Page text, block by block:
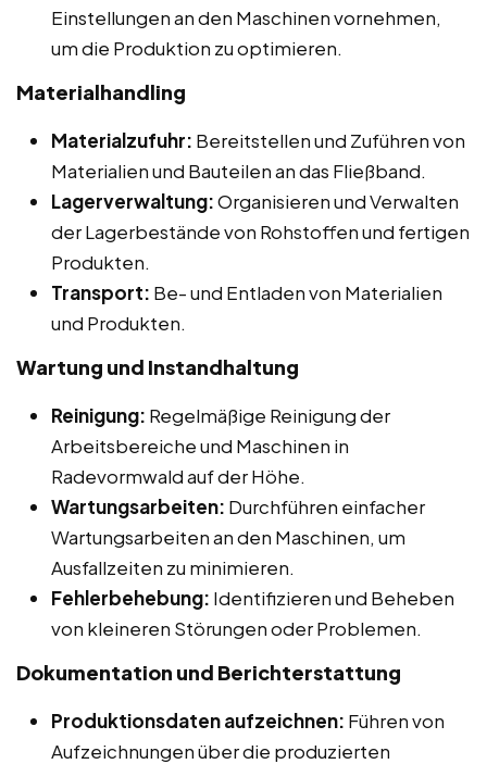
Einstellungen an den Maschinen vornehmen,
um die Produktion zu optimieren.
Materialhandling
Materialzufuhr: Bereitstellen und Zuführen von
Materialien und Bauteilen an das Fließband.
Lagerverwaltung:Organisieren und Verwalten
der Lagerbestände von Rohstoffen und fertigen
Produkten.
Transport: Be- und Entladen von Materialien
und Produkten.
Wartung und Instandhaltung
Reinigung: Regelmäßige Reinigung der
Arbeitsbereiche und Maschinen in
Radevormwald auf der Höhe.
Wartungsarbeiten: Durchführen einfacher
Wartungsarbeiten an den Maschinen, um
Ausfallzeiten zu minimieren.
Fehlerbehebung: Identifizieren und Beheben
von kleineren Störungen oder Problemen.
Dokumentation und Berichterstattung
Produktionsdaten aufzeichnen: Führen von
Aufzeichnungen über die produzierten